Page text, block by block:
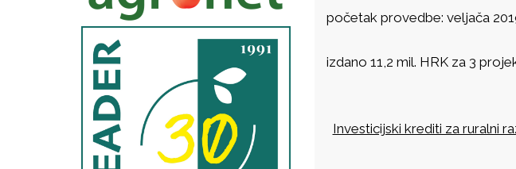
početak provedbe: veljača
izdano 11,2 mil. HRK za 3
Investicijski krediti za ruralni